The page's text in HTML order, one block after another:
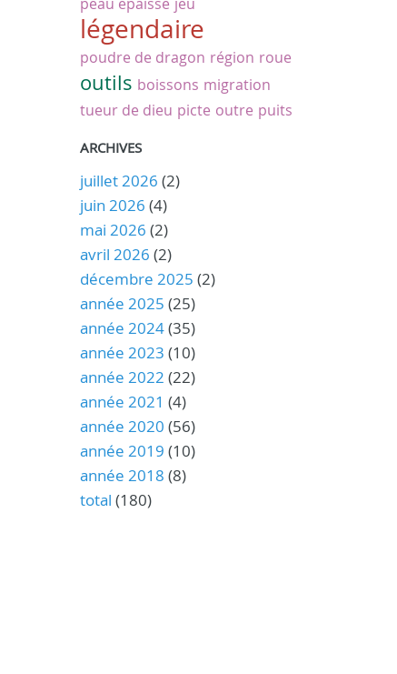
légendaire
poudre de dragon région roue
outils boissons migration
tueur de dieu picte outre puits
ARCHIVES
juillet 2026 (2)
juin 2026 (4)
mai 2026 (2)
avril 2026 (2)
décembre 2025 (2)
année 2025 (25)
année 2024(35)
année 2023 (10)
année 2022 (22)
année 2021 (4)
année 2020 (56)
année 2019 (10)
année 2018 (8)
total (180)